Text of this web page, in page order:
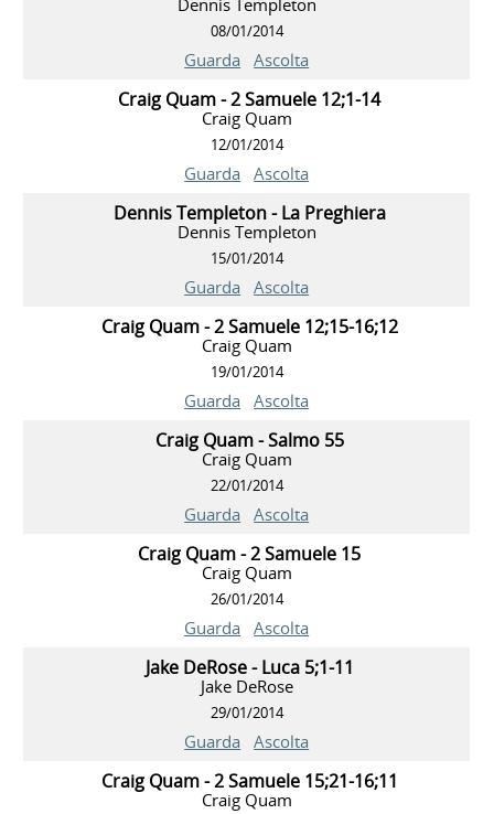
08/01/2014
Guarda Ascolta
Craig Quam - 2 Samuele 12;1-14
Craig Quam
12/01/2014
Guarda Ascolta
Dennis Templeton - La Preghiera
Dennis Templeton
15/01/2014
Guarda Ascolta
Craig Quam - 2 Samuele 12;15-16;12
Craig Quam
19/01/2014
Guarda Ascolta
Craig Quam - Salmo 55
Craig Quam
22/01/2014
Guarda Ascolta
Craig Quam - 2 Samuele 15
Craig Quam
26/01/2014
Guarda Ascolta
Jake DeRose - Luca 5;1-11
Jake DeRose
29/01/2014
Guarda Ascolta
Craig Quam - 2 Samuele 15;21-16;11
Craig Quam